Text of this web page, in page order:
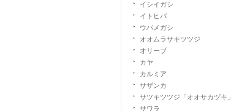
イシイガシ
イトヒバ
ウバメガシ
オオムラサキツツジ
オリーブ
カヤ
カルミア
サザンカ
サツキツツジ「オオサカヅキ」
サワラ